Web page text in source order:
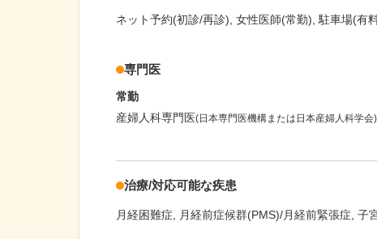
ネット予約(初診/再診) 女性医師(常勤) 駐車場(有
専門医
常勤
産婦人科専門医(日本専門医機構または日本産婦人科学会)
治療/対応可能な疾患
月経困難症 月経前症候群(PMS)/月経前緊張症 子